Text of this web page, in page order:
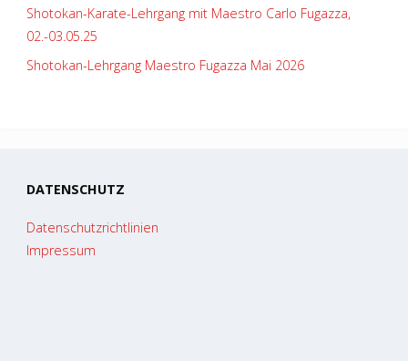
Shotokan-Karate-Lehrgang mit Maestro Carlo Fugazza,
02.-03.05.25
Shotokan-Lehrgang Maestro Fugazza Mai 2026
DATENSCHUTZ
Datenschutzrichtlinien
Impressum